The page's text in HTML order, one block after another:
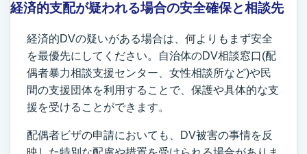
経済的支配が疑われる場合の安全確保と相談先
経済的DVの疑いがある場合は、何よりもまず安全
を最優先にしてください。自治体のDV相談窓口(配
偶者暴力相談支援センター、女性相談所など)や民
間の支援団体を利用することで、保護や具体的な支
援を受けることができます。
配偶者ビザの申請においても、DV被害の事情を反